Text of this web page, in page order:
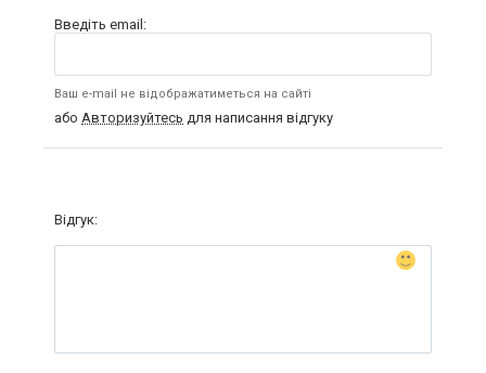
Введіть email:
Ваш e-mail не відображатиметься на сайті
або Авторизуйтесь для написання відгуку
Відгук: